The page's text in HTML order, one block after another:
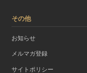
その他
お知らせ
メルマガ登録
サイトポリシー